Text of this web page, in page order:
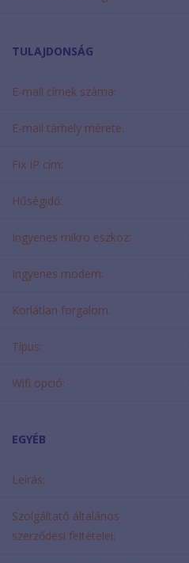
TULAJDONSÁG
E-mail címek száma:
E-mail tárhely mérete:
Fix IP cím:
Hűségidő:
Ingyenes mikro eszköz:
Ingyenes modem:
Korlátlan forgalom:
Típus:
Wifi opció:
EGYÉB
Leírás:
Szolgáltató általános
szerződési feltételei: